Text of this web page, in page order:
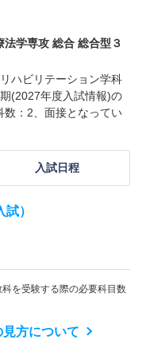
法学専攻 総合 総合型３
ハビリテーション学科
(2027年度入試情報)の
数：2、面接となってい
入試日程
）
を受験する際の必要科目数
見方について